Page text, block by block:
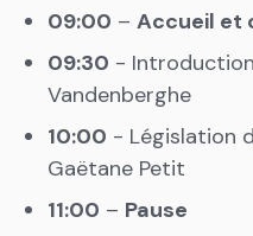
09:00 – Accueil et
09:30 -
Vandenberghe
10:00 - Législation
Gaëtane Petit
11:00 – Pause